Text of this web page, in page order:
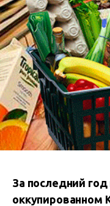
За последний
оккупированном